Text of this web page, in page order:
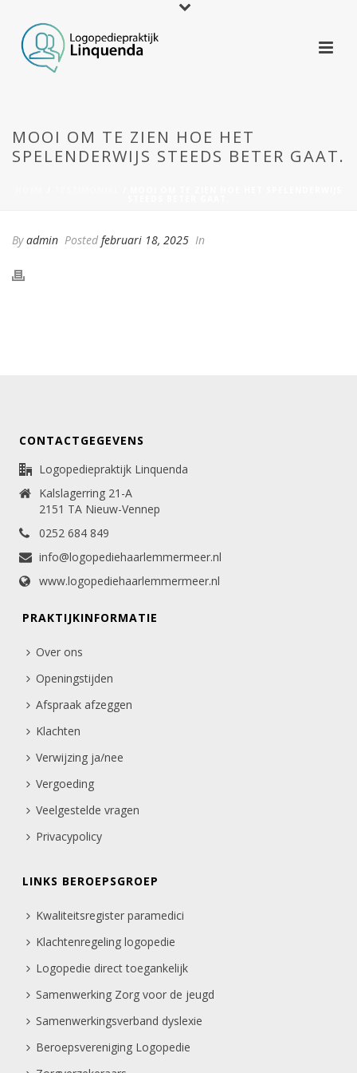
MOOI OM TE ZIEN HOE HET
SPELENDERWIJS STEEDS BETER GAAT.
Byadmin Posted februari 18, 2025 In
CONTACTGEGEVENS
Logopediepraktijk Linquenda
Kalslagerring 21-A
2151 TA Nieuw-Vennep
0252 684 849
info@logopediehaarlemmermeer.nl
www.logopediehaarlemmermeer.nl
PRAKTIJKINFORMATIE
Over ons
Openingstijden
Afspraak afzeggen
Klachten
Verwijzing ja/nee
Vergoeding
Veelgestelde vragen
Privacypolicy
LINKS BEROEPSGROEP
Kwaliteitsregister paramedici
Klachtenregeling logopedie
Logopedie direct toegankelijk
Samenwerking Zorg voor de jeugd
Samenwerkingsverband dyslexie
Beroepsvereniging Logopedie